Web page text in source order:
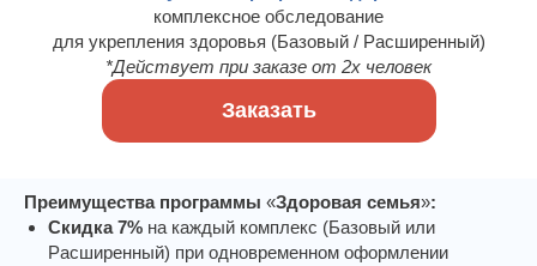
комплексное обследование
для укрепления здоровья (Базовый / Расширенный)
*Действует при заказе от 2х человек
Заказать
Преимущества программы «Здоровая семья»:
Скидка 7% на каждый комплекс (Базовый или
Расширенный) при одновременном оформлении